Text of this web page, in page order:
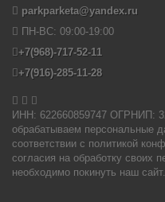
parkparketa@yandex.ru
ПН-ВС: 09:00-19:00
+7(968)-717-52-11
+7(916)-285-11-28
 
ИНН: 622660859747 ОГРНИП:
обрабатываем персональные
соответствии с политикой
согласия на обработку своих
необходимо покинуть наш сайт.